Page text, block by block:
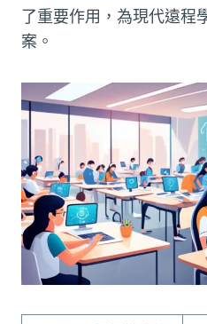
了重要作用，為現代遠程
案。